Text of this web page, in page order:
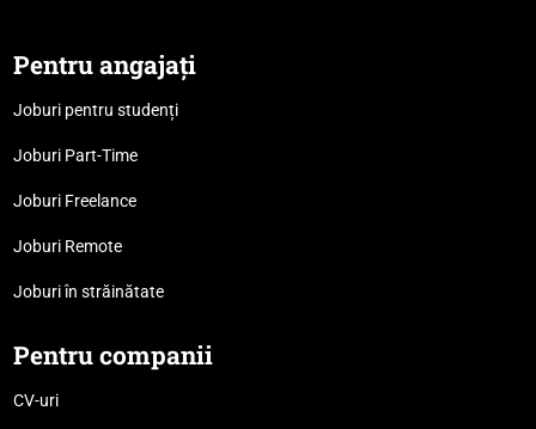
Pentru angajați
Joburi pentru studenți
Joburi Part-Time
Joburi Freelance
Joburi Remote
Joburi în străinătate
Pentru companii
CV-uri